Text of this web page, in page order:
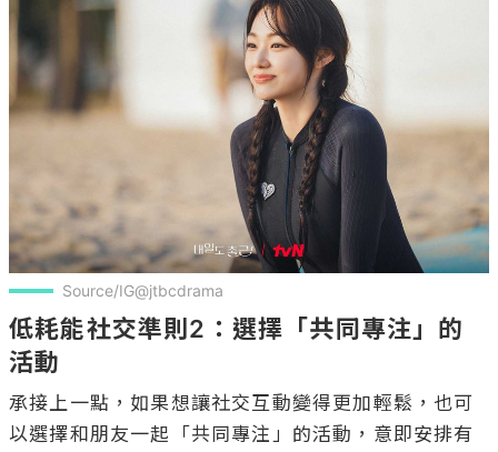
Source/IG@jtbcdrama
低耗能社交準則2：選擇「共同專注」的
活動
承接上一點，如果想讓社交互動變得更加輕鬆，也可
以選擇和朋友一起「共同專注」的活動，意即安排有